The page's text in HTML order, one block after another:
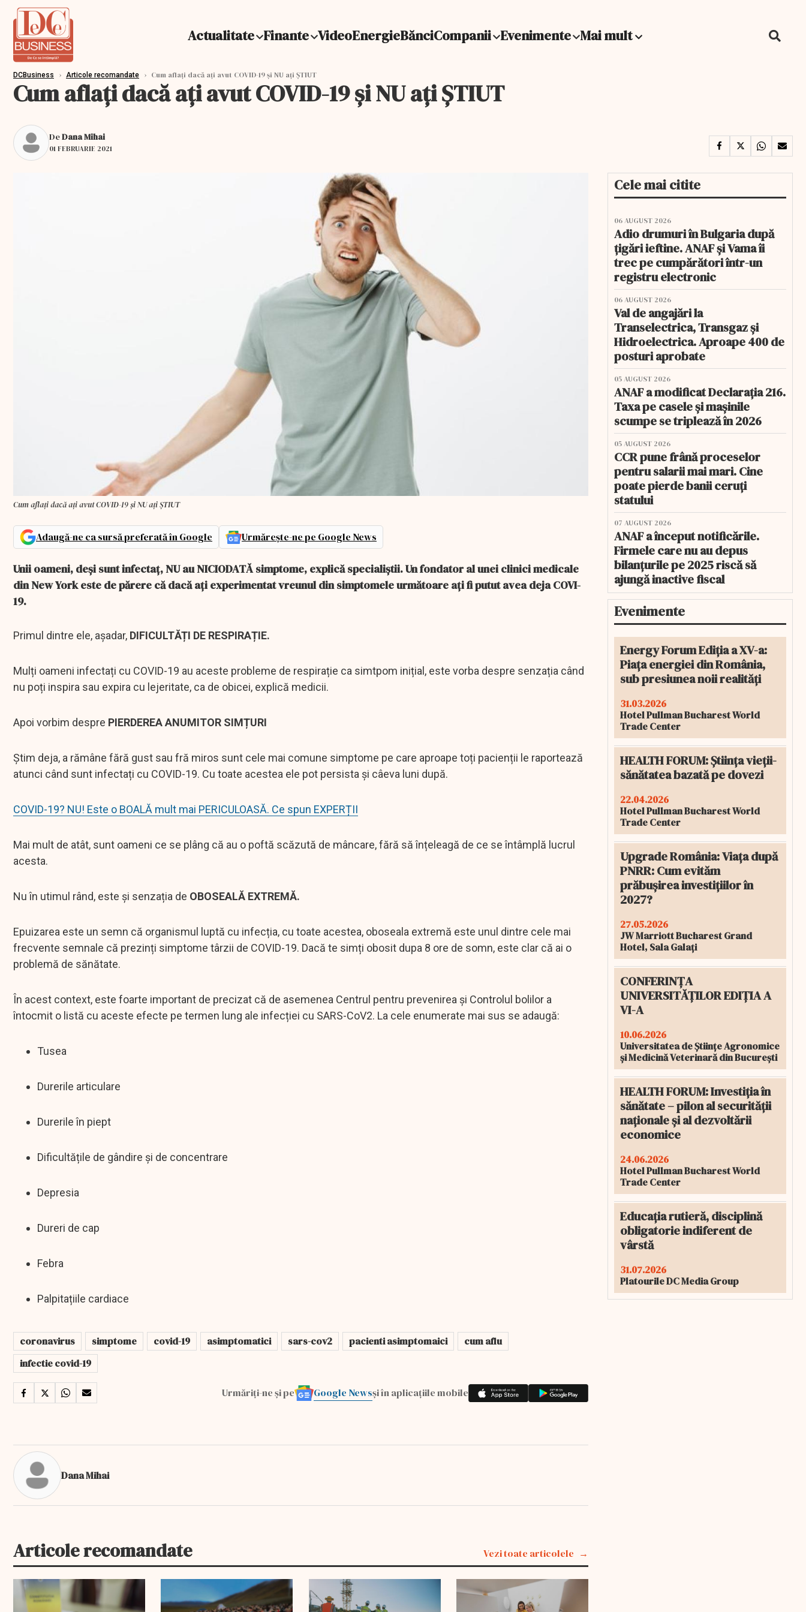
Actualitate Finante VideoEnergieBănciCompanii Evenimente Mai mult
DCBusiness › Articole recomandate › Cum aflați dacă ați avut COVID-19 și NU ați ȘTIUT
Cum aflați dacă ați avut COVID-19 și NU ați ȘTIUT
DeDana Mihai
01 FEBRUARIE 2021
Cum aflați dacă ați avut COVID-19 și NU ați ȘTIUT
Adaugă-ne ca sursă preferată în Google Urmărește-ne pe Google News
Unii oameni, deși sunt infectaț, NU au NICIODATĂ simptome, explică specialiștii. Un fondator al unei clinici medicale
din New York este de părere că dacă ați experimentat vreunul din simptomele următoare ați fi putut avea deja COVI-
19.
Primul dintre ele, așadar, DIFICULTĂȚI DE RESPIRAȚIE.
Mulți oameni infectați cu COVID-19 au aceste probleme de respirație ca simtpom inițial, este vorba despre senzația când
nu poți inspira sau expira cu lejeritate, ca de obicei, explică medicii.
Apoi vorbim despre PIERDEREA ANUMITOR SIMȚURI
Știm deja, a rămâne fără gust sau fră miros sunt cele mai comune simptome pe care aproape toți pacienții le raportează
atunci când sunt infectați cu COVID-19. Cu toate acestea ele pot persista și câeva luni după.
COVID-19? NU! Este o BOALĂ mult mai PERICULOASĂ. Ce spun EXPERȚII
Mai mult de atât, sunt oameni ce se plâng că au o poftă scăzută de mâncare, fără să înțeleagă de ce se întâmplă lucrul
acesta.
Nu în utimul rând, este și senzația de OBOSEALĂ EXTREMĂ.
Epuizarea este un semn că organismul luptă cu infecția, cu toate acestea, oboseala extremă este unul dintre cele mai
frecvente semnale că prezinți simptome târzii de COVID-19. Dacă te simți obosit dupa 8 ore de somn, este clar că ai o
problemă de sănătate.
În acest context, este foarte important de precizat că de asemenea Centrul pentru prevenirea și Controlul bolilor a
întocmit o listă cu aceste efecte pe termen lung ale infecției cu SARS-CoV2. La cele enumerate mai sus se adaugă:
Tusea
Durerile articulare
Durerile în piept
Dificultățile de gândire și de concentrare
Depresia
Dureri de cap
Febra
Palpitațiile cardiace
coronavirus simptome covid-19 asimptomatici sars-cov2 pacienti asimptomaici
cum aflu
infectie covid-19
Urmăriți-ne și pe Google Newsși în aplicațiile mobile
Dana Mihai
Articole recomandate Vezi toate articolele
EXCLUSIV
Cele mai citite
06 AUGUST 2026
Adio drumuri în Bulgaria după
țigări ieftine. ANAF și Vama îi
trec pe cumpărători într-un
registru electronic
06 AUGUST 2026
Val de angajări la
Transelectrica, Transgaz și
Hidroelectrica. Aproape 400 de
posturi aprobate
05 AUGUST 2026
ANAF a modificat Declarația 216.
Taxa pe casele și mașinile
scumpe se triplează în 2026
05 AUGUST 2026
CCR pune frână proceselor
pentru salarii mai mari. Cine
poate pierde banii ceruți
statului
07 AUGUST 2026
ANAF a început notificările.
Firmele care nu au depus
bilanțurile pe 2025 riscă să
ajungă inactive fiscal
Evenimente
Energy Forum Ediția a XV-a:
Piața energiei din România,
sub presiunea noii realități
31.03.2026
Hotel Pullman Bucharest World
Trade Center
HEALTH FORUM: Știința vieții-
sănătatea bazată pe dovezi
22.04.2026
Hotel Pullman Bucharest World
Trade Center
Upgrade România: Viața după
PNRR: Cum evităm
prăbușirea investițiilor în
2027?
27.05.2026
JW Marriott Bucharest Grand
Hotel, Sala Galați
CONFERINȚA
UNIVERSITĂȚILOR EDIȚIA A
VI-A
10.06.2026
Universitatea de Științe Agronomice
și Medicină Veterinară din București
HEALTH FORUM: Investiția în
sănătate – pilon al securității
naționale și al dezvoltării
economice
24.06.2026
Hotel Pullman Bucharest World
Trade Center
Educația rutieră, disciplină
obligatorie indiferent de
vârstă
31.07.2026
Platourile DC Media Group